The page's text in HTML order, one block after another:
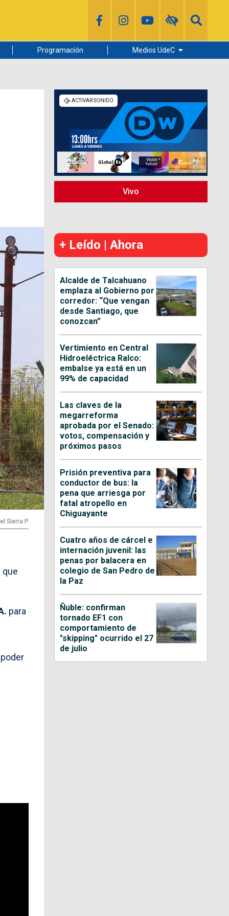
Programación Medios UdeC
Radio UdeC
Noticias UdeC
La Discusión
Sierra P.
que
para
Vivo
+ Leído | Ahora
Alcalde de Talcahuano
emplaza al Gobierno por
corredor: “Que vengan
desde Santiago, que
conozcan”
Vertimiento en Central
Hidroeléctrica Ralco:
embalse ya está en un
99% de capacidad
Las claves de la
megarreforma
aprobada por el Senado:
votos, compensación y
próximos pasos
Prisión preventiva para
conductor de bus: la
pena que arriesga por
fatal atropello en
Chiguayante
Cuatro años de cárcel e
internación juvenil: las
penas por balacera en
colegio de San Pedro de
la Paz
Ñuble: confirman
tornado EF1 con
comportamiento de
"skipping" ocurrido el 27
de julio